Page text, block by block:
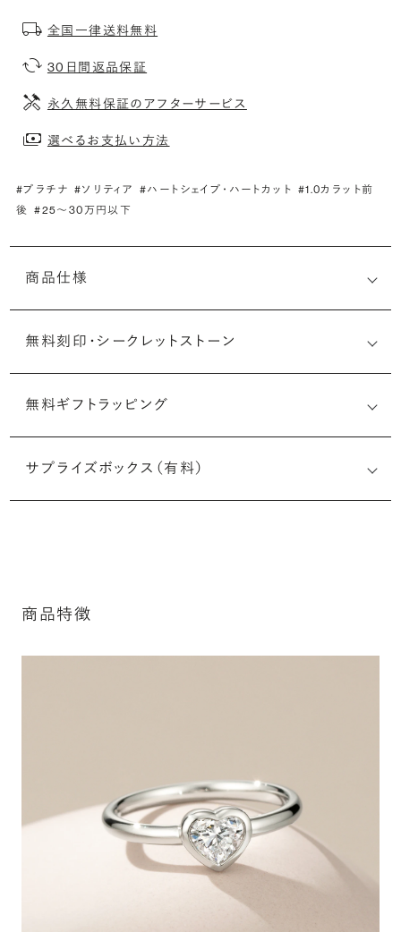
全国一律送料無料
30日間返品保証
永久無料保証のアフターサービス
選べるお支払い方法
#プラチナ #ソリティア #ハートシェイプ・ハートカット #1.0カラット前
後
#25〜30万円以下
商品仕様
無料刻印・ シークレットストーン
印することができます。注文前だけでなく購入後の刻印も、
リングに初めて施す初回の刻印は、無料にて承ります（デザ
詳しく見る
無料ギフトラッピング
サプライズボックス（有料）
商品特徴